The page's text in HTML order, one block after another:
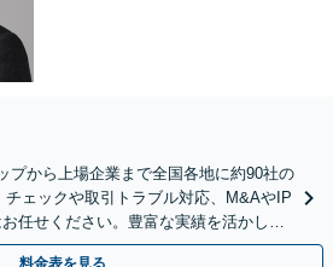
プから上場企業まで全国各地に約90社の
ェックや取引トラブル対応、M&AやIP
任せください。豊富な実績を活かし的
。
料金表を見る